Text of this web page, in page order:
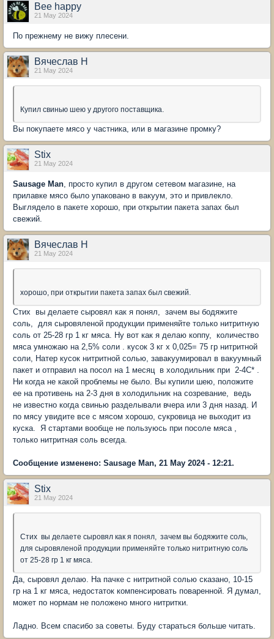
Bee happy
21 May 2024
По прежнему не вижу плесени.
Вячеслав Н
21 May 2024
Купил свинью шею у другого поставщика.
Вы покупаете мясо у частника, или в магазине промку?
Stix
21 May 2024
Sausage Man , просто купил в другом сетевом магазине, на
прилавке мясо было упаковано в вакуум, это и привлекло.
Выглядело в пакете хорошо, при открытии пакета запах был
свежий.
Вячеслав Н
21 May 2024
хорошо, при открытии пакета запах был свежий.
Стих вы делаете сыровял как я понял, зачем вы бодяжите
соль, для сыровяленой продукции применяйте только нитритную
соль от 25-28 гр 1 кг мяса. Ну вот как я делаю коппу, количество
мяса умножаю на 2,5% соли . кусок 3 кг х 0,025= 75 гр нитритной
соли, Натер кусок нитритной солью, завакуумировал в вакуумный
пакет и отправил на посол на 1 месяц в холодильник при 2-4С* .
Ни когда не какой проблемы не было. Вы купили шею, положите
ее на противень на 2-3 дня в холодильник на созревание, ведь
не известно когда свинью разделывали вчера или 3 дня назад. И
по мясу увидите все с мясом хорошо, сукровица не выходит из
куска. Я стартами вообще не пользуюсь при посоле мяса ,
только нитритная соль всегда.
Сообщение изменено: Sausage Man, 21 May 2024 - 12:21.
Stix
21 May 2024
Стих вы делаете сыровял как я понял, зачем вы бодяжите соль,
для сыровяленой продукции применяйте только нитритную соль
от 25-28 гр 1 кг мяса.
Да, сыровял делаю. На пачке с нитритной солью сказано, 10-15
гр на 1 кг мяса, недостаток компенсировать поваренной. Я думал,
может по нормам не положено много нитритки.
Ладно. Всем спасибо за советы. Буду стараться больше читать.